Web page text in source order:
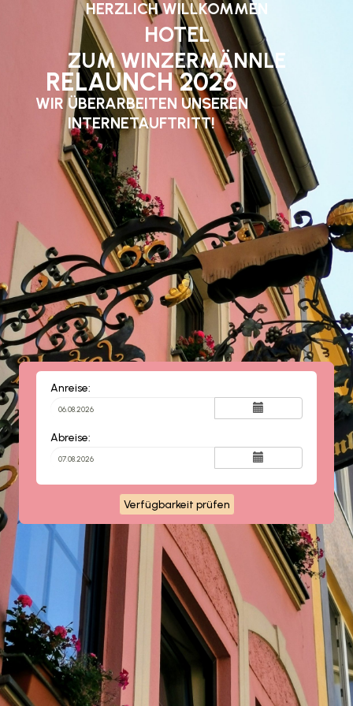
HERZLICH WILLKOMMEN
HOTEL
ZUM WINZERMÄNNLE
RELAUNCH 2026
WIR ÜBERARBEITEN UNSEREN
INTERNETAUFTRITT!
Anreise:
Abreise:
Verfügbarkeit prüfen